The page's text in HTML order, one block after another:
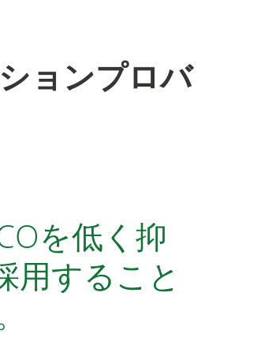
ョンプロバ
を低く抑
用すること